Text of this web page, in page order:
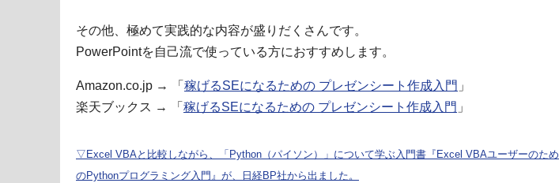
その他、極めて実践的な内容が盛りだくさんです。
PowerPointを自己流で使っている方におすすめします。
Amazon.co.jp → 「 稼げるSEになるための プレゼンシート作成入門 」
楽天ブックス → 「 稼げるSEになるための プレゼンシート作成入門 」
▽Excel VBAと比較しながら、「Python（パイソン）」について学ぶ入門書『Excel VBAユーザーのため
のPythonプログラミング入門』が、日経BP社から出ました。